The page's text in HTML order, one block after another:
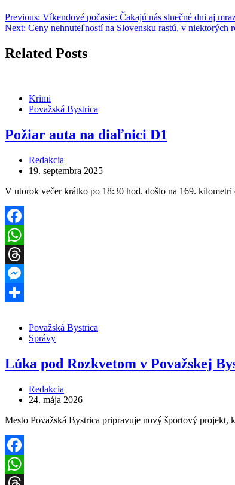
Previous: Víkendové počasie: Čakajú nás slnečné dni aj
Next: Ceny nehnuteľností na Slovensku rastú, v niektorých
Related Posts
Krimi
Považská Bystrica
Požiar auta na diaľnici D1
Redakcia
19. septembra 2025
V utorok večer krátko po 18:30 hod. došlo na 169.
Facebook
WhatsApp
Threads
Messenger
Považská Bystrica
Správy
Lúka pod Rozkvetom v Považskej
Redakcia
24. mája 2026
Mesto Považská Bystrica pripravuje nový športový
Facebook
WhatsApp